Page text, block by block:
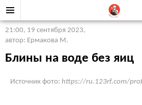
21:00, 19 сентября 2023,
автор: Ермакова М.
Блины на воде без яиц
Источник фото: https://ru.123rf.com/